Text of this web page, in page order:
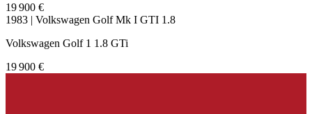
19 900 €
1983 | Volkswagen Golf Mk I GTI 1.8
Volkswagen Golf 1 1.8 GTi
19 900 €